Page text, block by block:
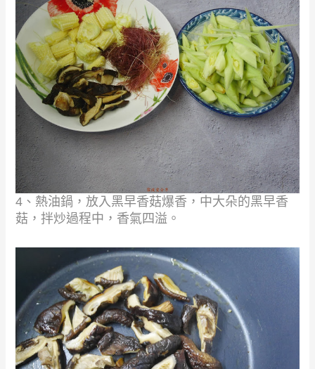
4、熱油鍋，放入黑早香菇爆香，中大朵的黑早香
菇，拌炒過程中，香氣四溢。